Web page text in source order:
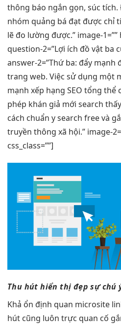
thông báo ngắn gọn, súc
nhóm quảng bá đạt được chỉ
lẽ đo lường được.” image-1=””
question-2=”Lợi ích đồ vật ba
answer-2=”Thứ ba: đẩy mạnh
trang web. Việc sử dụng một
mạnh xếp hạng SEO tổng thể
phép khán giả mới search
cách chuẩn y search free và
truyền thông xã hội.” image-
css_class=””]
Thu húthiển thị đẹp sự chú
Khả ổn định quan microsite
hút cũng luôn trực quan cố